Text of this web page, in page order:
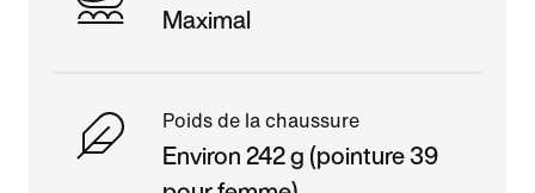
Maximal
Poids de la chaussure
Environ 242 g (pointure 39